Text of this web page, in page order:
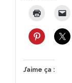
J’aime ça :